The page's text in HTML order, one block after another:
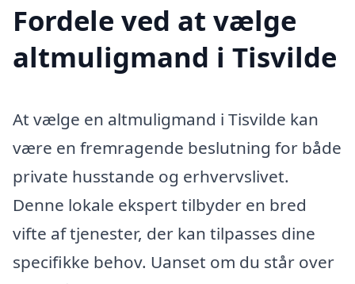
Fordele ved at vælge
altmuligmand i Tisvilde
At vælge en altmuligmand i Tisvilde kan
være en fremragende beslutning for både
private husstande og erhvervslivet.
Denne lokale ekspert tilbyder en bred
vifte af tjenester, der kan tilpasses dine
specifikke behov. Uanset om du står over